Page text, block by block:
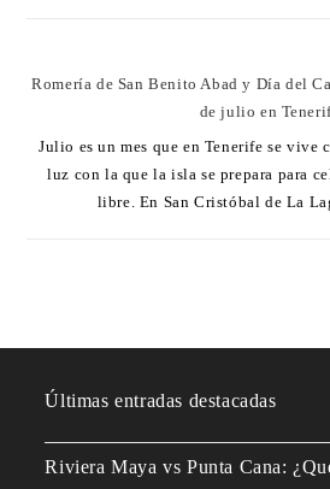
Romería de San Benito Abad y Día del
de julio en
Julio es un mes que en Tenerife se vive
luz con la que la isla se prepara para
libre. En San Cristóbal de La
Últimas entradas destacadas
Riviera Maya vs Punta Cana: